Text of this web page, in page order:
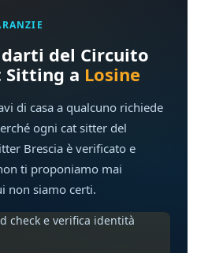
del Circuito
Sitting a Losine
di casa a qualcuno richiede
ogni cat sitter del
Brescia è verificato e
ti proponiamo mai
non siamo certi.
check e verifica identità